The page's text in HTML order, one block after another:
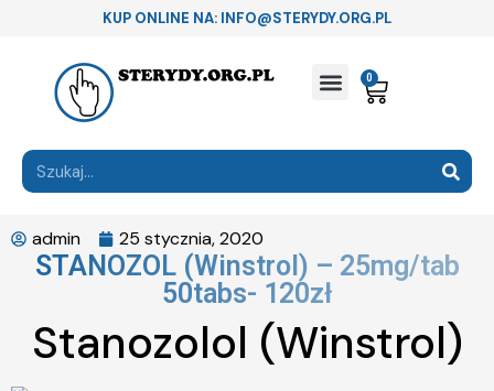
KUP ONLINE NA: INFO@STERYDY.ORG.PL
0
admin 25 stycznia, 2020
STANOZOL (Winstrol) – 25mg/tab
50tabs- 120zł
Stanozolol (Winstrol)